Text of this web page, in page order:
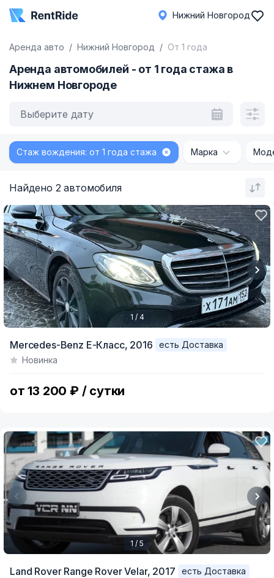
Нижний Новгород
Аренда авто Нижний Новгород От 1 года
Аренда автомобилей - от 1 года стажа в
Нижнем Новгороде
Выберите дату
Стаж вождения: от 1 года стажа Марка
Найдено 2 автомобиля
of
1 / 4
Mercedes-Benz E-Класс, 2016
есть Доставка
Новинка
от 13 200 ₽ / сутки
1 / 5
Land Rover Range Rover Velar, 2017
есть Доставка